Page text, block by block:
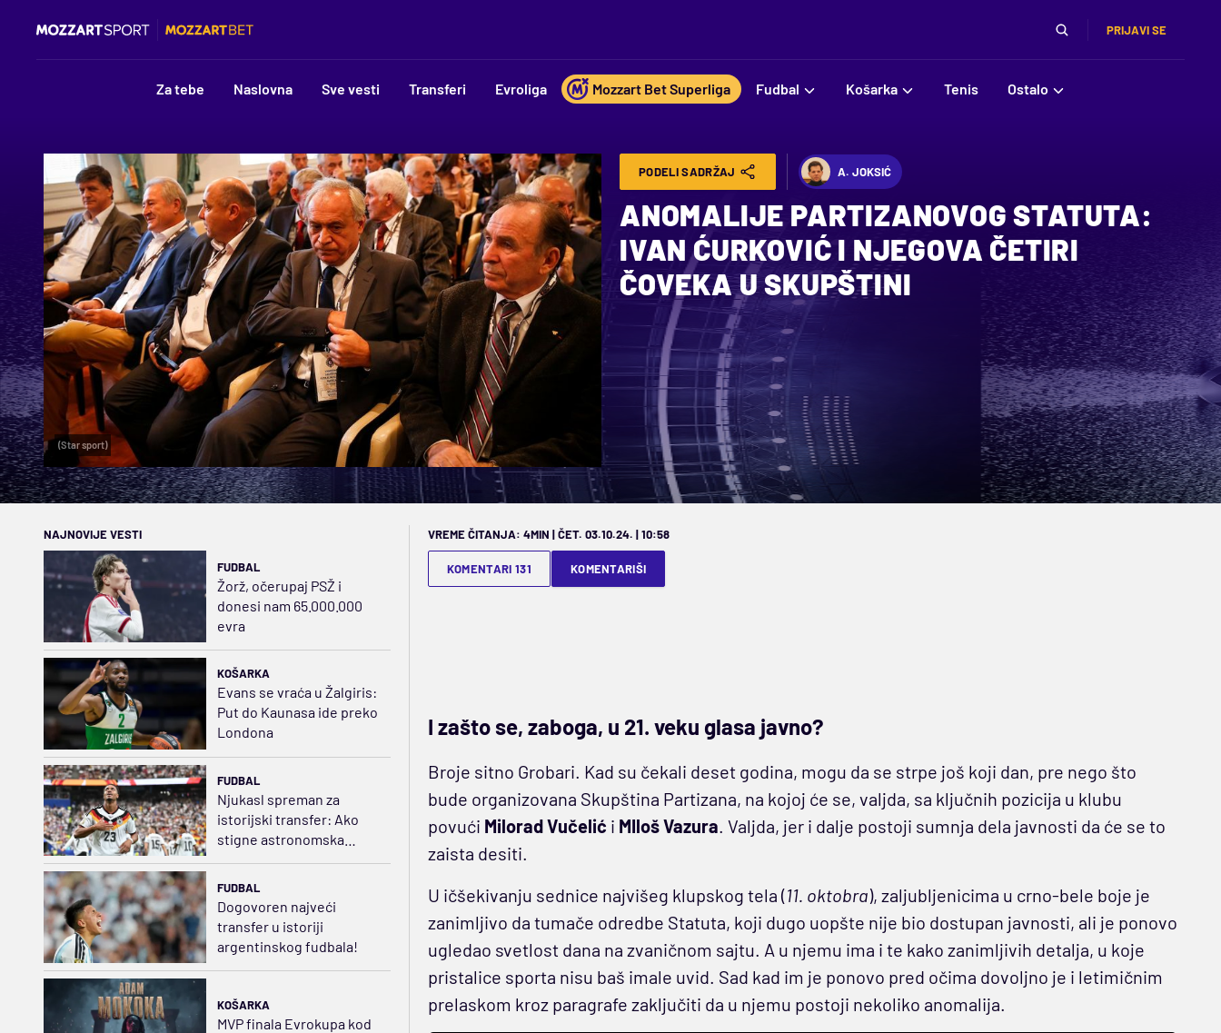
PRIJAVI SE
Za tebe Naslovna Sve vesti Transferi Evroliga Mozzart Bet Superliga Fudbal Košarka Tenis Ostalo
(Star sport)
PODELI SADRŽAJ A. JOKSIĆ
ANOMALIJE PARTIZANOVOG STATUTA:
IVAN ĆURKOVIĆ I NJEGOVA ČETIRI
ČOVEKA U SKUPŠTINI
NAJNOVIJE VESTI
FUDBAL
Žorž, očerupaj PSŽ i
donesi nam 65.000.000
evra
KOŠARKA
Evans se vraća u Žalgiris:
Put do Kaunasa ide preko
Londona
FUDBAL
Njukasl spreman za
istorijski transfer: Ako
stigne astronomska
ponuda...
FUDBAL
Dogovoren najveći
transfer u istoriji
argentinskog fudbala!
KOŠARKA
MVP finala Evrokupa kod
VREME ČITANJA: 4MIN | ČET. 03.10.24. | 10:58
KOMENTARI 131 KOMENTARIŠI
I zašto se, zaboga, u 21. veku glasa javno?
Broje sitno Grobari. Kad su čekali deset godina, mogu da se strpe još koji dan, pre nego što
bude organizovana Skupština Partizana, na kojoj će se, valjda, sa ključnih pozicija u klubu
povući MiloradVučelić i MIloš Vazura. Valjda, jer i dalje postoji sumnja dela javnosti da će se to
zaista desiti.
U ičšekivanju sednice najvišeg klupskog tela (11. oktobra), zaljubljenicima u crno-bele boje je
zanimljivo da tumače odredbe Statuta, koji dugo uopšte nije bio dostupan javnosti, ali je ponovo
ugledao svetlost dana na zvaničnom sajtu. A u njemu ima i te kako zanimljivih detalja, u koje
pristalice sporta nisu baš imale uvid. Sad kad im je ponovo pred očima dovoljno je i letimičnim
prelaskom kroz paragrafe zaključiti da u njemu postoji nekoliko anomalija.